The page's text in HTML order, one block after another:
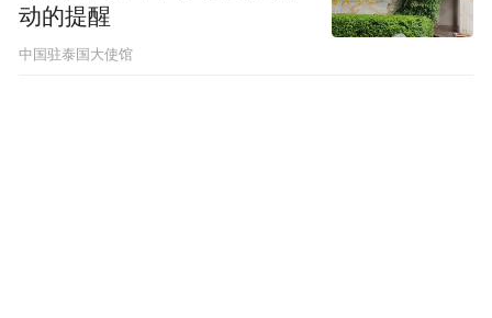
动的提醒
中国驻泰国大使馆